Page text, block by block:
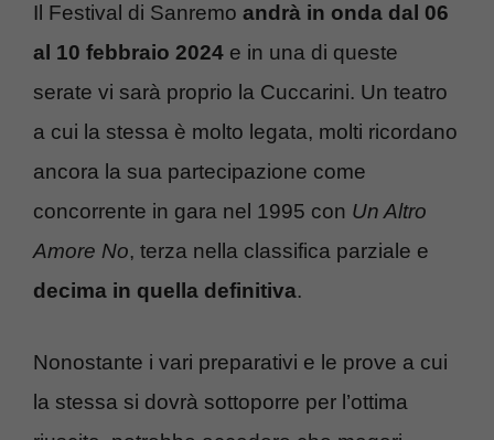
Il Festival di Sanremo andrà in onda dal 06
al 10 febbraio 2024 e in una di queste
serate vi sarà proprio la Cuccarini. Un teatro
a cui la stessa è molto legata, molti ricordano
ancora la sua partecipazione come
concorrente in gara nel 1995 con Un Altro
Amore No, terza nella classifica parziale e
decima in quella definitiva.
Nonostante i vari preparativi e le prove a cui
la stessa si dovrà sottoporre per l’ottima